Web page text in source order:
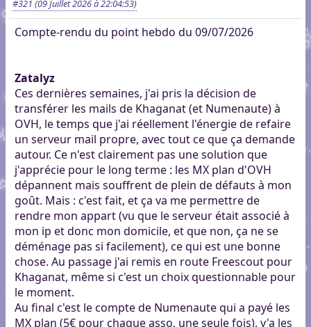
#321 (09 Juillet 2026 à 22:04:53)
Compte-rendu du point hebdo du 09/07/2026
Zatalyz
Ces dernières semaines, j'ai pris la décision de
transférer les mails de Khaganat (et Numenaute) à
OVH, le temps que j'ai réellement l'énergie de refaire
un serveur mail propre, avec tout ce que ça demande
autour. Ce n'est clairement pas une solution que
j'apprécie pour le long terme : les MX plan d'OVH
dépannent mais souffrent de plein de défauts à mon
goût. Mais : c'est fait, et ça va me permettre de
rendre mon appart (vu que le serveur était associé à
mon ip et donc mon domicile, et que non, ça ne se
déménage pas si facilement), ce qui est une bonne
chose. Au passage j'ai remis en route Freescout pour
Khaganat, même si c'est un choix questionnable pour
le moment.
Au final c'est le compte de Numenaute qui a payé les
MX plan (5€ pour chaque asso, une seule fois), y'a les